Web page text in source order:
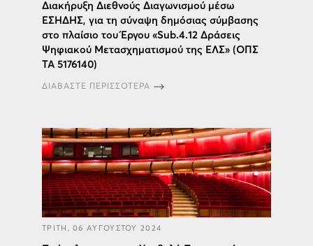
Διακήρυξη Διεθνούς Διαγωνισμού μέσω
ΕΣΗΔΗΣ, για τη σύναψη δημόσιας σύμβασης
στο πλαίσιο του Έργου «Sub.4.12 Δράσεις
Ψηφιακού Μετασχηματισμού της ΕΛΣ» (ΟΠΣ
ΤΑ 5176140)
ΔΙΑΒΑΣΤΕ ΠΕΡΙΣΣΟΤΕΡΑ
ΤΡΙΤΗ, 06 ΑΥΓΟΥΣΤΟΥ 2024